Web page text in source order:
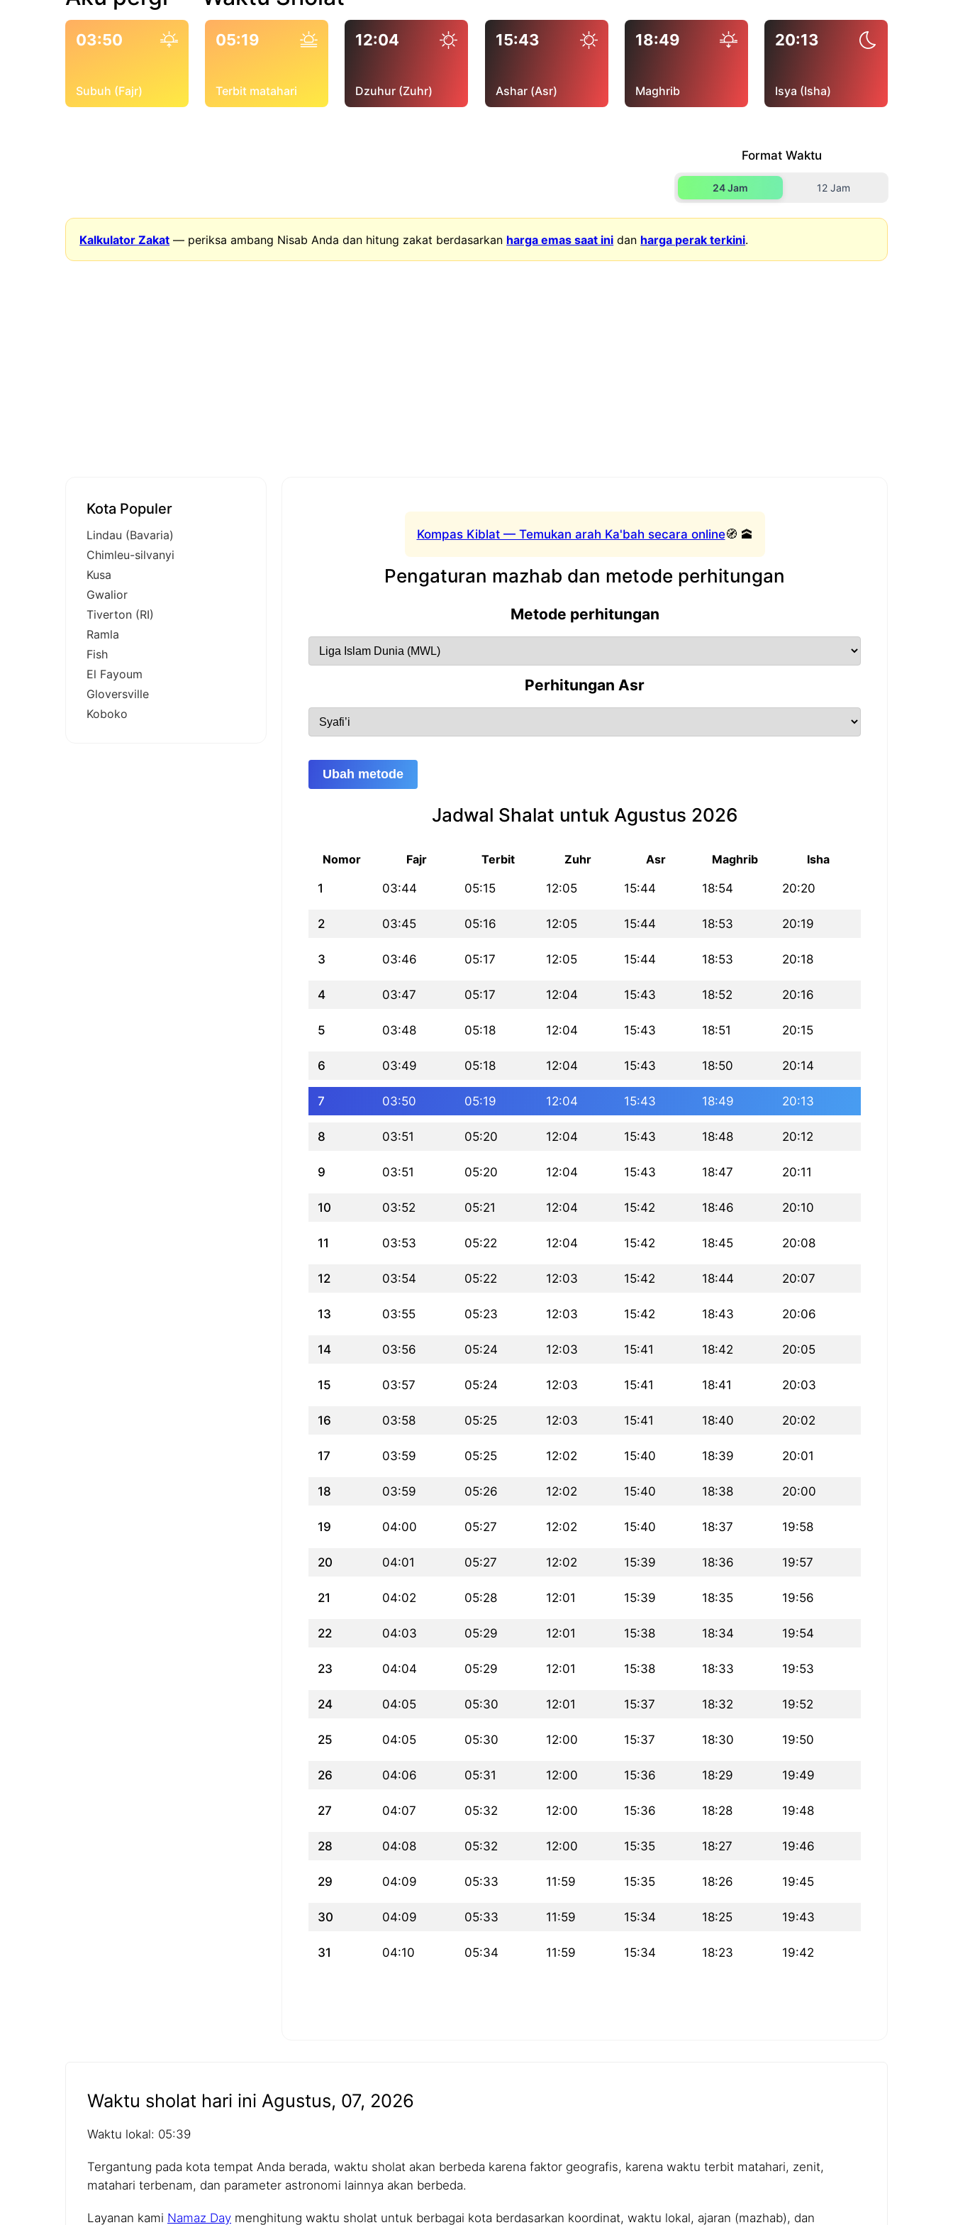
03:50
Subuh (Fajr)
05:19
Terbit matahari
12:04
Dzuhur (Zuhr)
15:43
Ashar (Asr)
18:49
Maghrib
20:13
Isya (Isha)
Format Waktu
24 Jam 12 Jam
Kalkulator Zakat — periksa ambang Nisab Anda dan hitung zakat berdasarkan harga emas saat ini dan harga perak terkini.
Kompas Kiblat — Temukan arah Ka'bah secara online🧭 🕋
Pengaturan mazhab dan metode perhitungan
Metode perhitungan
Perhitungan Asr
Ubah metode
Jadwal Shalat untuk Agustus 2026
Nomor Fajr Terbit Zuhr Asr Maghrib Isha
1 03:44 05:15 12:05 15:44 18:54 20:20
2 03:45 05:16 12:05 15:44 18:53 20:19
3 03:46 05:17 12:05 15:44 18:53 20:18
4 03:47 05:17 12:04 15:43 18:52 20:16
5 03:48 05:18 12:04 15:43 18:51 20:15
6 03:49 05:18 12:04 15:43 18:50 20:14
7 03:50 05:19 12:04 15:43 18:49 20:13
8 03:51 05:20 12:04 15:43 18:48 20:12
9 03:51 05:20 12:04 15:43 18:47 20:11
10 03:52 05:21 12:04 15:42 18:46 20:10
11 03:53 05:22 12:04 15:42 18:45 20:08
12 03:54 05:22 12:03 15:42 18:44 20:07
13 03:55 05:23 12:03 15:42 18:43 20:06
14 03:56 05:24 12:03 15:41 18:42 20:05
15 03:57 05:24 12:03 15:41 18:41 20:03
16 03:58 05:25 12:03 15:41 18:40 20:02
17 03:59 05:25 12:02 15:40 18:39 20:01
18 03:59 05:26 12:02 15:40 18:38 20:00
19 04:00 05:27 12:02 15:40 18:37 19:58
20 04:01 05:27 12:02 15:39 18:36 19:57
21 04:02 05:28 12:01 15:39 18:35 19:56
22 04:03 05:29 12:01 15:38 18:34 19:54
23 04:04 05:29 12:01 15:38 18:33 19:53
24 04:05 05:30 12:01 15:37 18:32 19:52
25 04:05 05:30 12:00 15:37 18:30 19:50
26 04:06 05:31 12:00 15:36 18:29 19:49
27 04:07 05:32 12:00 15:36 18:28 19:48
28 04:08 05:32 12:00 15:35 18:27 19:46
29 04:09 05:33 11:59 15:35 18:26 19:45
30 04:09 05:33 11:59 15:34 18:25 19:43
31 04:10 05:34 11:59 15:34 18:23 19:42
Kota Populer
Lindau (Bavaria)
Chimleu-silvanyi
Kusa
Gwalior
Tiverton (RI)
Ramla
Fish
El Fayoum
Gloversville
Koboko
Waktu sholat hari ini Agustus, 07, 2026
Waktu lokal: 05:39
Tergantung pada kota tempat Anda berada, waktu sholat akan berbeda karena faktor geografis, karena waktu terbit matahari, zenit,
matahari terbenam, dan parameter astronomi lainnya akan berbeda.
Layanan kami Namaz Day menghitung waktu sholat untuk berbagai kota berdasarkan koordinat, waktu lokal, ajaran (mazhab), dan